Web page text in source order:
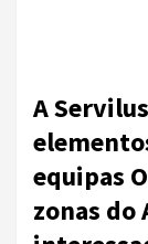
A
equipas
zonas do